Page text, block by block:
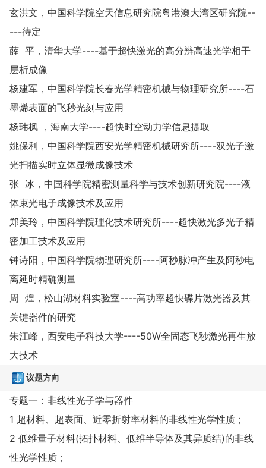
玄洪文，中国科学院空天信息研究院粤港澳大湾区研究院--
---待定
薛 平，清华大学----基于超快激光的高分辨高速光学相干
层析成像
杨建军，中国科学院长春光学精密机械与物理研究所----石
墨烯表面的飞秒光刻与应用
杨玮枫 ，海南大学----超快时空动力学信息提取
姚保利，中国科学院西安光学精密机械研究所----双光子激
光扫描实时立体显微成像技术
张 冰，中国科学院精密测量科学与技术创新研究院----液
体束光电子成像技术及应用
郑美玲，中国科学院理化技术研究所----超快激光多光子精
密加工技术及应用
钟诗阳，中国科学院物理研究所----阿秒脉冲产生及阿秒电
离延时精确测量
周 煌，松山湖材料实验室----高功率超快碟片激光器及其
关键器件的研究
朱江峰，西安电子科技大学----50W全固态飞秒激光再生放
大技术
议题方向
专题一：非线性光子学与器件
1 超材料、超表面、近零折射率材料的非线性光学性质；
2 低维量子材料(拓扑材料、低维半导体及其异质结)的非线
性光学性质；